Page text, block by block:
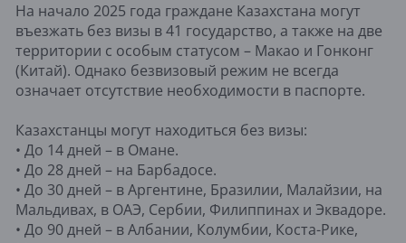
На начало 2025 года граждане Казахстана могут
въезжать без визы в 41 государство, а также на две
территории с особым статусом – Макао и Гонконг
(Китай). Однако безвизовый режим не всегда
означает отсутствие необходимости в паспорте.
Казахстанцы могут находиться без визы:
• До 14 дней – в Омане.
• До 28 дней – на Барбадосе.
• До 30 дней – в Аргентине, Бразилии, Малайзии, на
Мальдивах, в ОАЭ, Сербии, Филиппинах и Эквадоре.
• До 90 дней – в Албании, Колумбии, Коста-Рике,